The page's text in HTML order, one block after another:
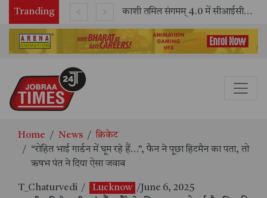
Tranding काशी तमिल संगमम् 4.0 में सीआईसीटी का स्टॉल बना तमिल भाषा और संस्कृति का केंद्र, ‘तमिल करकलाम’ से सीखना हुआ सरल
Home News
क्रिकेट
“रोहित भाई गार्डन में घूम रहे हैं…”, फैन ने पूछा हिटमैन का पता, तो
ऋषभ पंत ने दिया ऐसा जवाब
T_Chaturvedi / Lucknow /June 6, 2025